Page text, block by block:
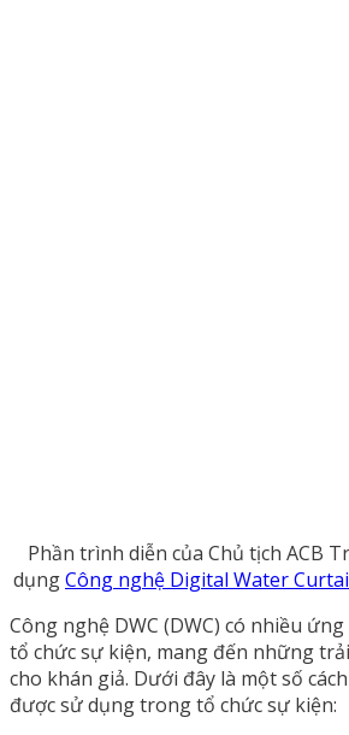
Phần trình diễn của Chủ tịch ACB
dụngCông nghệ Digital Water
Công nghệ DWC (DWC) có nhiều
tổ chức sự kiện, mang đến những
cho khán giả. Dưới đây là một số
được sử dụng trong tổ chức sự kiện: